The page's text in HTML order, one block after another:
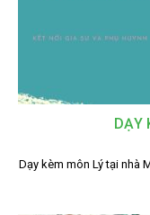
DẠY
Dạy kèm môn Lý tại nhà